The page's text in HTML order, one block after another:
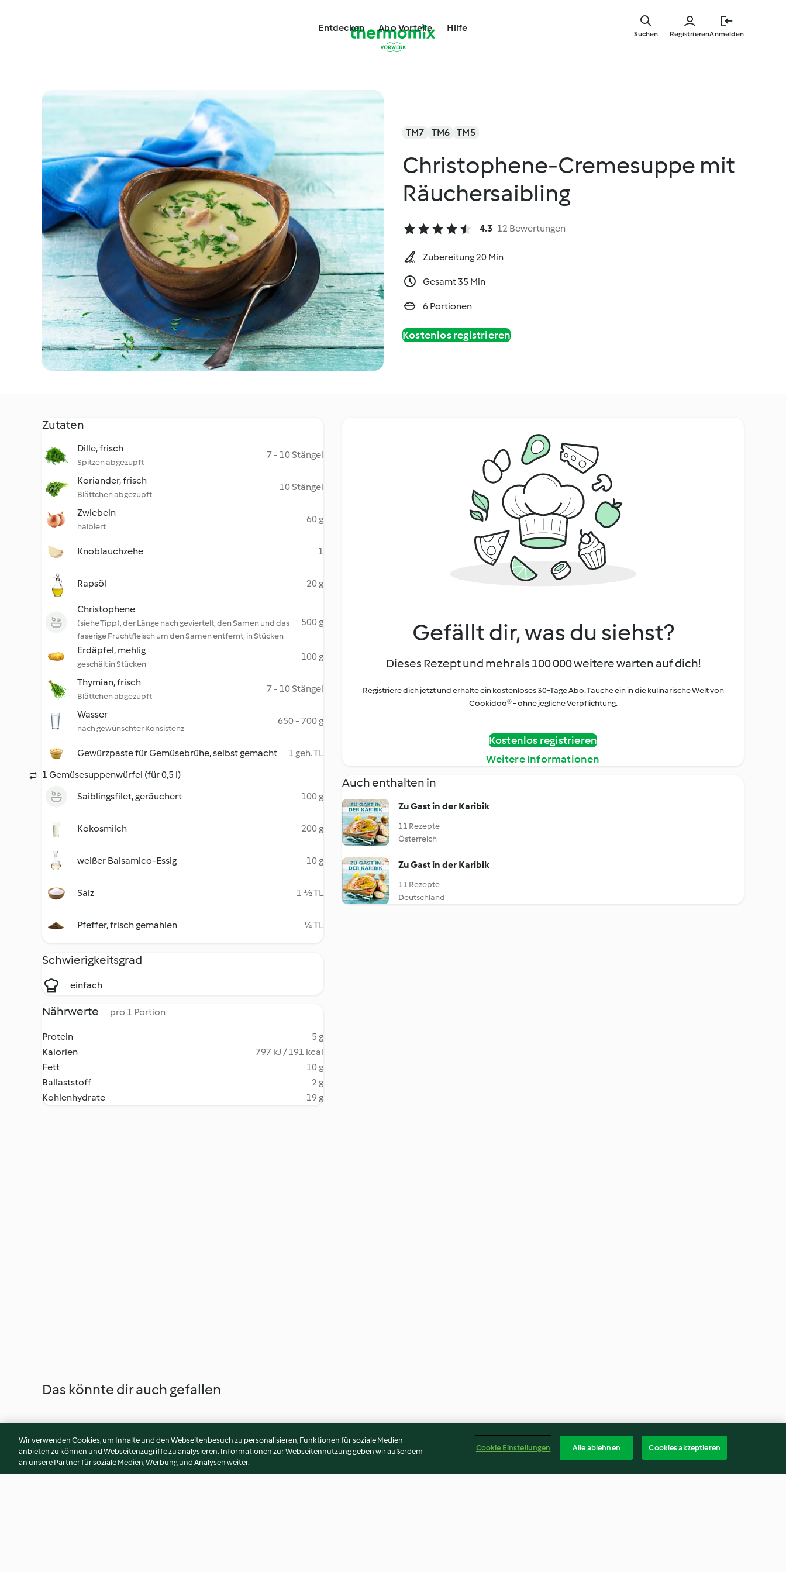
springen
Entdecken Abo Vorteile Hilfe
RegistrierenAnmelden
Suchen
TM7 TM6 TM5
Christophene-Cremesuppe mit
Räuchersaibling
4.3 12 Bewertungen
Zubereitung 20 Min
Gesamt 35 Min
6 Portionen
Kostenlos registrieren
Zutaten
Dille, frisch
Spitzen abgezupft
7 - 10 Stängel
Koriander, frisch
Blättchen abgezupft
10 Stängel
Zwiebeln
halbiert
60 g
Knoblauchzehe 1
Rapsöl 20 g
Christophene
(siehe Tipp), der Länge nach geviertelt, den Samen und das
faserige Fruchtfleisch um den Samen entfernt, in Stücken
500 g
Erdäpfel, mehlig
geschält in Stücken
100 g
Thymian, frisch
Blättchen abgezupft
7 - 10 Stängel
Wasser
nach gewünschter Konsistenz
650 - 700 g
Gewürzpaste für Gemüsebrühe, selbst gemacht
1 geh. TL
1 Gemüsesuppenwürfel (für 0,5 l)
Saiblingsfilet, geräuchert
100 g
Kokosmilch 200 g
weißer Balsamico-Essig 10 g
Salz 1 ½ TL
Pfeffer, frisch gemahlen ¼ TL
Schwierigkeitsgrad
einfach
Nährwerte pro 1 Portion
Protein
5 g
Kalorien
797 kJ / 191 kcal
Fett
10 g
Ballaststoff
2 g
Kohlenhydrate
19 g
Gefällt dir, was du siehst?
Dieses Rezept und mehr als 100 000 weitere warten auf dich!
Registriere dich jetzt und erhalte ein kostenloses 30-Tage Abo. Tauche ein in die kulinarische Welt von
Cookidoo® - ohne jegliche Verpflichtung.
Kostenlos registrieren
Weitere Informationen
Auch enthalten in
Zu Gast in der Karibik
11 Rezepte
Österreich
Zu Gast in der Karibik
11 Rezepte
Deutschland
Das könnte dir auch gefallen
Wir verwenden Cookies, um Inhalte und den Webseitenbesuch zu personalisieren, Funktionen für soziale Medien
anbieten zu können und Webseitenzugriffe zu analysieren. Informationen zur Webseitennutzung geben wir außerdem
an unsere Partner für soziale Medien, Werbung und Analysen weiter.
Cookie Einstellungen Alle ablehnen Cookies akzeptieren